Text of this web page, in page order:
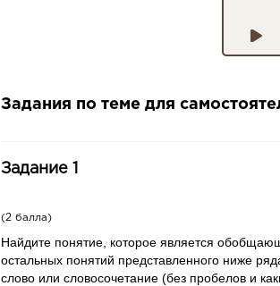
Задания по теме для
Задание 1
(2 балла)
Найдите понятие, которое является
остальных понятий представленного ниже
слово или словосочетание (без пробелов и